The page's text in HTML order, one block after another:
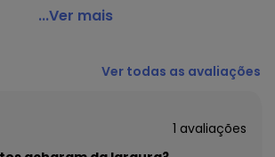
Curta
...Ver mais
Ver todas as avaliações
1 avaliações